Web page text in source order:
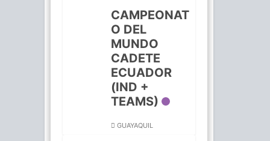
CAMPEONAT
O DEL
MUNDO
CADETE
ECUADOR
(IND +
TEAMS)
GUAYAQUIL